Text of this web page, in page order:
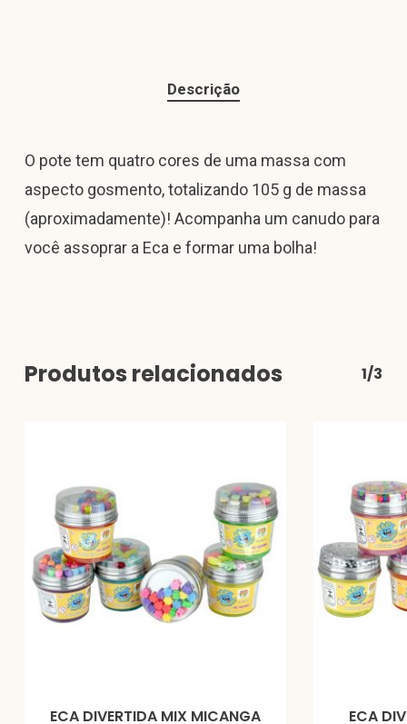
Descrição
O pote tem quatro cores de uma massa com
aspecto gosmento, totalizando 105 g de massa
(aproximadamente)! Acompanha um canudo para
você assoprar a Eca e formar uma bolha!
Produtos relacionados 1/3
ECA DIVERTIDA MIX MICANGA ECA